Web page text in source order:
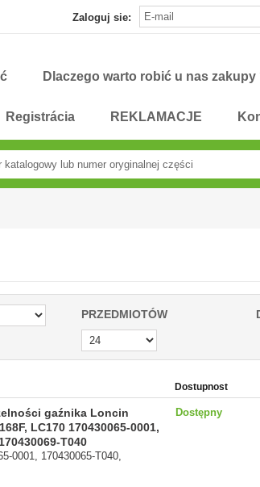
Zaloguj sie:
Dlaczego warto robić u nas zakupy
Registrácia REKLAMACJE
PRZEDMIOTÓW
Dostupnost
gaźnika Loncin
LC170 170430065-0001,
T040
0001, 170430065-T040,
Dostępny